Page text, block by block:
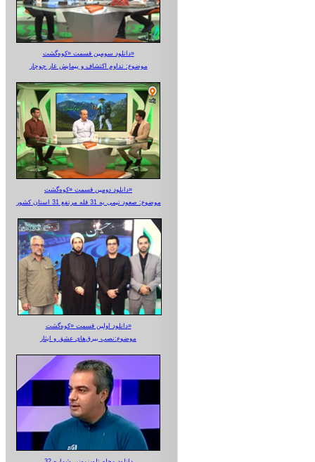
دانلود سومین قسمت «کوه‌گشت»
موضوع: تداوم اکتشاف و پیمایش غار جوجار
دانلود دومین قسمت «کوه‌گشت»
موضوع: صعود تیمی به 31 قله مرتفع 31 استان کشور
دانلود اولین قسمت «کوه‌گشت»
موضوع:نصب بیرق‌های عشق و ایثار